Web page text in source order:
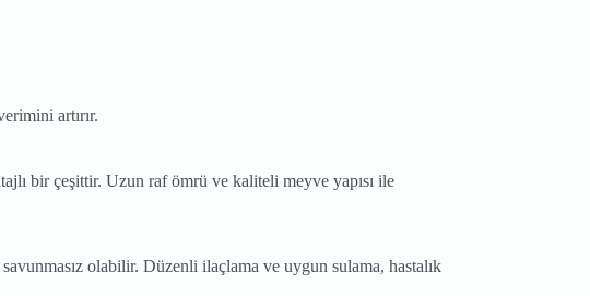
artırır.
bir çeşittir. Uzun raf ömrü ve kaliteli meyve yapısı ile
olabilir. Düzenli ilaçlama ve uygun sulama, hastalık